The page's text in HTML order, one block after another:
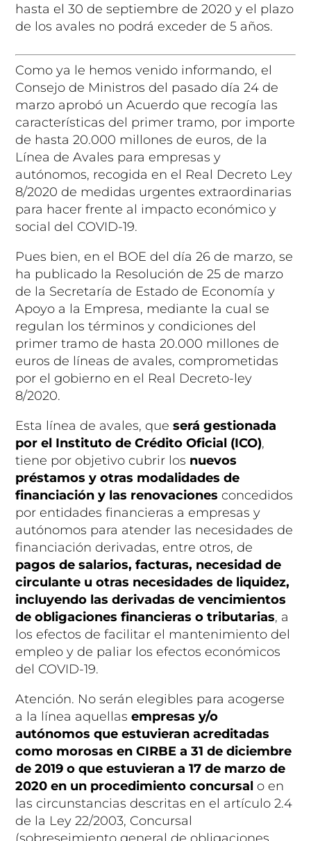
hasta el 30 de septiembre de 2020 y el plazo
de los avales no podrá exceder de 5 años.
Como ya le hemos venido informando, el
Consejo de Ministros del pasado día 24 de
marzo aprobó un Acuerdo que recogía las
características del primer tramo, por importe
de hasta 20.000 millones de euros, de la
Línea de Avales para empresas y
autónomos, recogida en el Real Decreto Ley
8/2020 de medidas urgentes extraordinarias
para hacer frente al impacto económico y
social del COVID-19.
Pues bien, en el BOE del día 26 de marzo, se
ha publicado la Resolución de 25 de marzo
de la Secretaría de Estado de Economía y
Apoyo a la Empresa, mediante la cual se
regulan los términos y condiciones del
primer tramo de hasta 20.000 millones de
euros de líneas de avales, comprometidas
por el gobierno en el Real Decreto-ley
8/2020.
Esta línea de avales, queserá gestionada
por el Instituto de Crédito Oficial (ICO),
tiene por objetivo cubrir los nuevos
préstamos y otras modalidades de
financiación y las renovaciones concedidos
por entidades financieras a empresas y
autónomos para atender las necesidades de
financiación derivadas, entre otros, de
pagos de salarios, facturas, necesidad de
circulante u otras necesidades de liquidez,
incluyendo las derivadas de vencimientos
de obligaciones financieras o tributarias, a
los efectos de facilitar el mantenimiento del
empleo y de paliar los efectos económicos
del COVID-19.
Atención. No serán elegibles para acogerse
a la línea aquellasempresas y/o
autónomos que estuvieran acreditadas
como morosas en CIRBE a 31 de diciembre
de 2019 o que estuvieran a 17 de marzo de
2020 en un procedimiento concursal o en
las circunstancias descritas en el artículo 2.4
de la Ley 22/2003, Concursal